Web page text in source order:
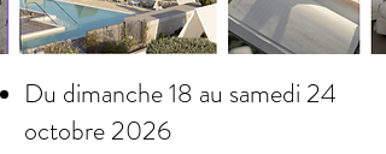
Du dimanche 18 au samedi 24
octobre 2026